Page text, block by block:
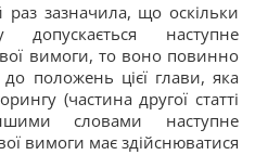
зазначила, що оскільки
допускається наступне
вимоги, то воно повинно
до положень цієї глави, яка
(частина другої статті
словами наступне
вимоги має здійснюватися